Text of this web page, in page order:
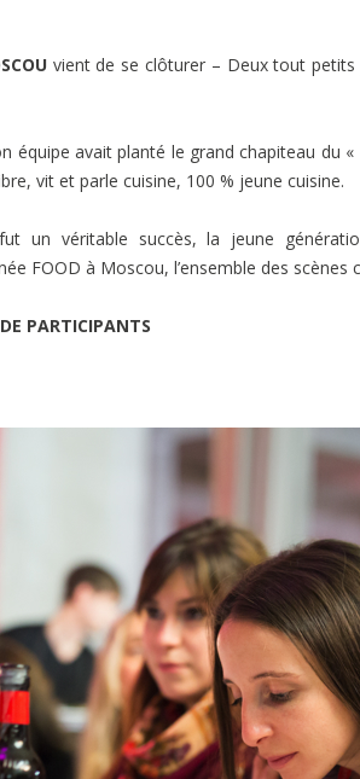
vient de se clôturer – Deux tout petits
équipe avait planté le grand chapiteau du «
vit et parle cuisine, 100 % jeune cuisine.
fut un véritable succès, la jeune
FOOD à Moscou, l’ensemble des
PARTICIPANTS